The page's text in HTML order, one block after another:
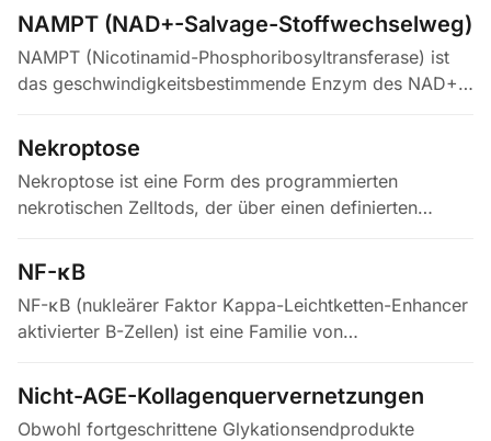
Elektronen an die mitochondriale…
NAMPT (NAD+-Salvage-Stoffwechselweg)
NAMPT (Nicotinamid-Phosphoribosyltransferase) ist
das geschwindigkeitsbestimmende Enzym des NAD+-
Säugetierzellen NAD+ aus…
Nekroptose
Nekroptose ist eine Form des programmierten
nekrotischen Zelltods, der über einen definierten
interagierenden Proteinkinasen RIPK1…
NF-κB
NF-κB (nukleärer Faktor Kappa-Leichtketten-Enhancer
aktivierter B-Zellen) ist eine Familie von
Untereinheiten RelA, RelB, c-Rel, p50…
Nicht-AGE-Kollagenquervernetzungen
Obwohl fortgeschrittene Glykationsendprodukte